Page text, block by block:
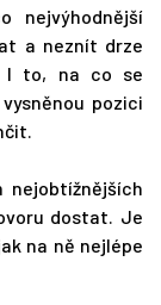
nejvýhodnější
a neznít drze
I to, na co se
pozici
nejobtížnějších
dostat. Je
na ně nejlépe